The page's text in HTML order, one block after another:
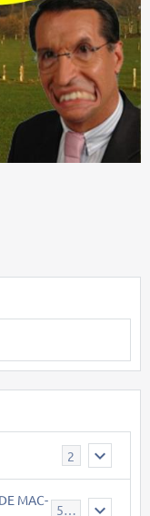
2
MAC-
543